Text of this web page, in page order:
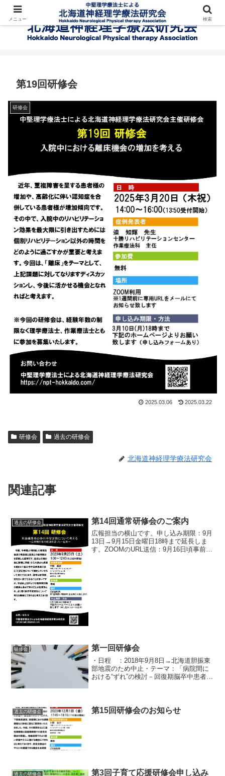
第19回研修会
研修会
2025.03.06 2025.03.22
研修会 過去の研修会
北海道神経理学療法研究会
関連記事
過去の研修会 第14回通常研修会のご案内
広報担当の横山です。申し込み期限：9月
13日→9月15日金曜日18時まで延長しま
す。ZOOMのURL送信：9月16日頃事前に
研修会 第一回研修会
・日程 ：2018年9月8日→北海道胆振東
部地震のため中止・テーマ：「病院間に
おける“ずれ”の検討－回復期脳卒中患者を
過去の研修会 第15回研修会のお知らせ
過去の研修会
第3回子育て応援研修会申し込み
メニュー 検索